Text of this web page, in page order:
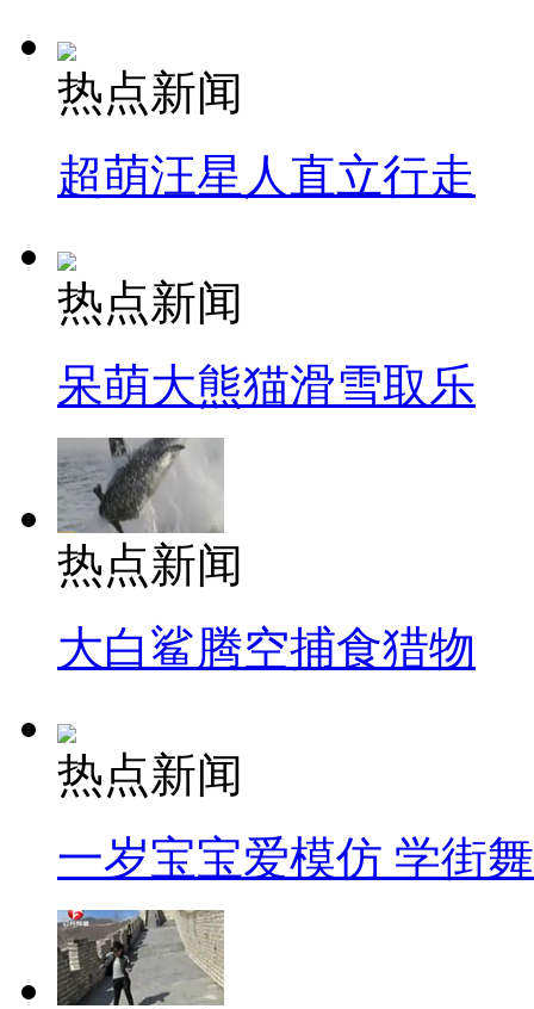
热点新闻
超萌汪星人直立行走
热点新闻
呆萌大熊猫滑雪取乐
热点新闻
大白鲨腾空捕食猎物
热点新闻
一岁宝宝爱模仿 学街